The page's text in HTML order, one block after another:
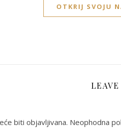
OTKRIJ SVOJU
LEAVE
biti objavljivana. Neophodna